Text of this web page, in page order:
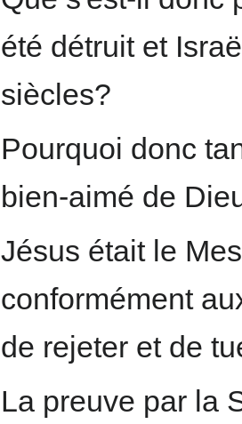
été détruit et
siècles?
Pourquoi donc
bien-aimé de
Jésus était le
conformément
de rejeter et de
La preuve par la